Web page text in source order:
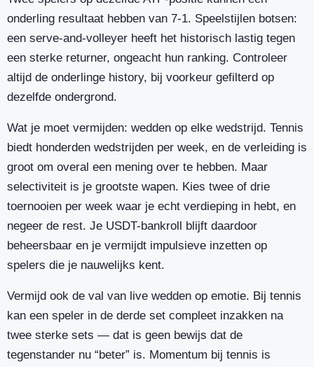
onderling resultaat hebben van 7-1. Speelstijlen botsen:
een serve-and-volleyer heeft het historisch lastig tegen
een sterke returner, ongeacht hun ranking. Controleer
altijd de onderlinge history, bij voorkeur gefilterd op
dezelfde ondergrond.
Wat je moet vermijden: wedden op elke wedstrijd. Tennis
biedt honderden wedstrijden per week, en de verleiding is
groot om overal een mening over te hebben. Maar
selectiviteit is je grootste wapen. Kies twee of drie
toernooien per week waar je echt verdieping in hebt, en
negeer de rest. Je USDT-bankroll blijft daardoor
beheersbaar en je vermijdt impulsieve inzetten op
spelers die je nauwelijks kent.
Vermijd ook de val van live wedden op emotie. Bij tennis
kan een speler in de derde set compleet inzakken na
twee sterke sets — dat is geen bewijs dat de
tegenstander nu “beter” is. Momentum bij tennis is